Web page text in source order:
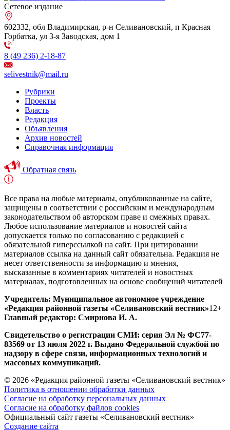
Сетевое издание
602332, обл Владимирская, р-н Селивановский, п Красная
Горбатка, ул 3-я Заводская, дом 1
8 (49 236) 2-18-87
selivestnik@mail.ru
Рубрики
Проекты
Власть
Редакция
Объявления
Архив новостей
Справочная информация
Обратная связь
Все права на любые материалы, опубликованные на сайте,
защищены в соответствии с российским и международным
законодательством об авторском праве и смежных правах.
Любое использование материалов и новостей сайта
допускается только по согласованию с редакцией с
обязательной гиперссылкой на сайт. При цитировании
материалов ссылка на данный сайт обязательна. Редакция не
несет ответственности за информацию и мнения,
высказанные в комментариях читателей и новостных
материалах, подготовленных на основе сообщений читателей
Учредитель: Муниципальное автономное учреждение
«Редакция районной газеты «Селивановский вестник»12+
Главный редактор: Смирнова И. А.
Свидетельство о регистрации СМИ: серия Эл № ФС77-
83569 от 13 июля 2022 г. Выдано Федеральной службой по
надзору в сфере связи, информационных технологий и
массовых коммуникаций.
© 2026 «Редакция районной газеты «Селивановский вестник»
Политика в отношении обработки данных
Согласие на обработку персональных данных
Согласие на обработку файлов cookies
Официальный сайт газеты «Селивановский вестник»
Создание сайта